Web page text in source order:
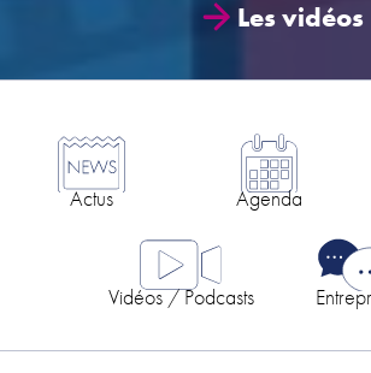
Les vidéos
Actus Agenda
Vidéos / Podcasts